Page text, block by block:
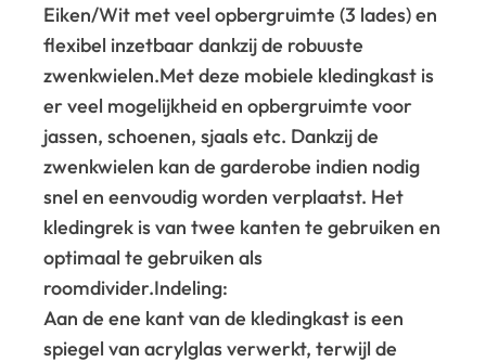
Eiken/Wit met veel opbergruimte (3 lades) en
flexibel inzetbaar dankzij de robuuste
zwenkwielen.Met deze mobiele kledingkast is
er veel mogelijkheid en opbergruimte voor
jassen, schoenen, sjaals etc. Dankzij de
zwenkwielen kan de garderobe indien nodig
snel en eenvoudig worden verplaatst. Het
kledingrek is van twee kanten te gebruiken en
optimaal te gebruiken als
roomdivider.Indeling:
Aan de ene kant van de kledingkast is een
spiegel van acrylglas verwerkt, terwijl de